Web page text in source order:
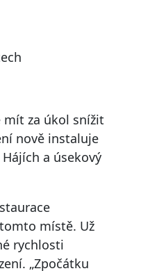
mít za úkol snížit
nově instaluje
a úsekový
místě. Už
rychlosti
„Zpočátku